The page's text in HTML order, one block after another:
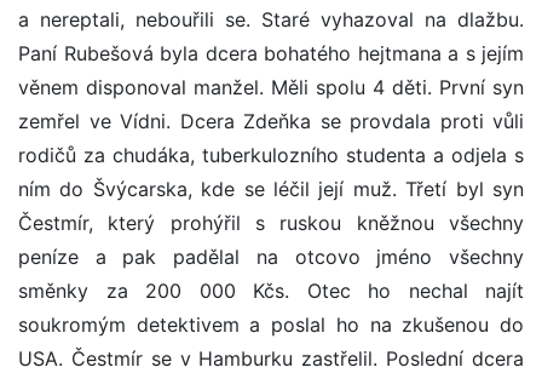
a nereptali, nebouřili se. Staré vyhazoval na dlažbu.
Paní Rubešová byla dcera bohatého hejtmana a s jejím
věnem disponoval manžel. Měli spolu 4 děti. První syn
zemřel ve Vídni. Dcera Zdeňka se provdala proti vůli
rodičů za chudáka, tuberkulozního studenta a odjela s
ním do Švýcarska, kde se léčil její muž. Třetí byl syn
Čestmír, který prohýřil s ruskou kněžnou všechny
peníze a pak padělal na otcovo jméno všechny
směnky za 200 000 Kčs. Otec ho nechal najít
soukromým detektivem a poslal ho na zkušenou do
USA. Čestmír se v Hamburku zastřelil. Poslední dcera